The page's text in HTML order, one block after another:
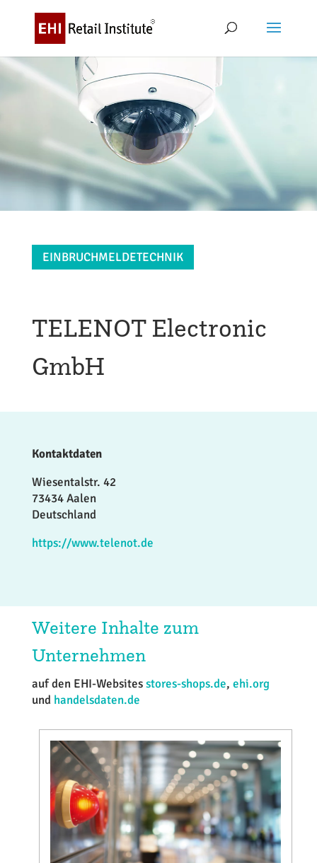
EINBRUCHMELDETECHNIK
TELENOT Electronic
GmbH
Kontaktdaten
Wiesentalstr. 42
73434 Aalen
Deutschland
https://www.telenot.de
Weitere Inhalte zum
Unternehmen
auf den EHI-Websitesstores-shops.de, ehi.org
und handelsdaten.de